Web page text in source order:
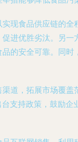
现食品供应链的全
进优胜劣汰。另一
的安全可靠。同时
道，拓展市场覆盖
支持政策，鼓励企